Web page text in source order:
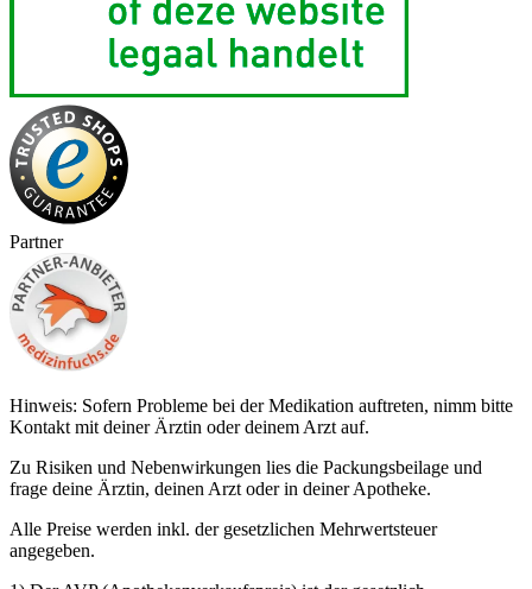
Partner
Hinweis: Sofern Probleme bei der Medikation auftreten, nimm bitte
Kontakt mit deiner Ärztin oder deinem Arzt auf.
Zu Risiken und Nebenwirkungen lies die Packungsbeilage und
frage deine Ärztin, deinen Arzt oder in deiner Apotheke.
Alle Preise werden inkl. der gesetzlichen Mehrwertsteuer
angegeben.